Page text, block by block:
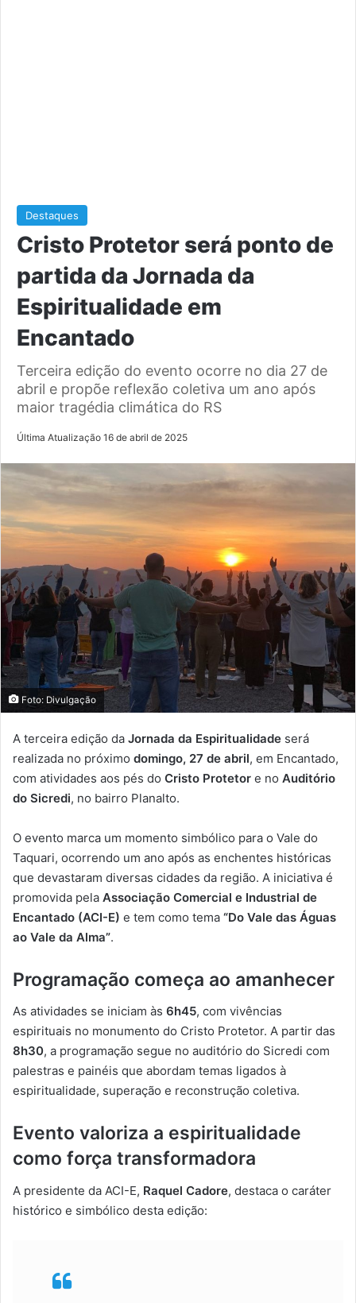
Destaques
Cristo Protetor será ponto de
partida da Jornada da
Espiritualidade em
Encantado
Terceira edição do evento ocorre no dia 27 de
abril e propõe reflexão coletiva um ano após
maior tragédia climática do RS
Última Atualização 16 de abril de 2025
Foto: Divulgação
A terceira edição da Jornada da Espiritualidade será
realizada no próximo domingo, 27 de abril, em Encantado,
com atividades aos pés do Cristo Protetor e no Auditório
do Sicredi, no bairro Planalto.
O evento marca um momento simbólico para o Vale do
Taquari, ocorrendo um ano após as enchentes históricas
que devastaram diversas cidades da região. A iniciativa é
promovida pela Associação Comercial e Industrial de
Encantado (ACI-E) e tem como tema “Do Vale das Águas
ao Vale da Alma”.
Programação começa ao amanhecer
As atividades se iniciam às 6h45, com vivências
espirituais no monumento do Cristo Protetor. A partir das
8h30, a programação segue no auditório do Sicredi com
palestras e painéis que abordam temas ligados à
espiritualidade, superação e reconstrução coletiva.
Evento valoriza a espiritualidade
como força transformadora
A presidente da ACI-E, Raquel Cadore, destaca o caráter
histórico e simbólico desta edição: